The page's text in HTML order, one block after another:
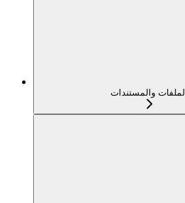
الملفات والمستندات